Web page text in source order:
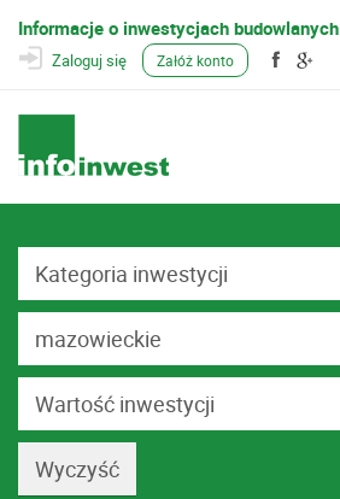
Informacje o inwestycjach budowlanych
Zaloguj się Załóż konto
Kategoria inwestycji
mazowieckie
Wartość inwestycji